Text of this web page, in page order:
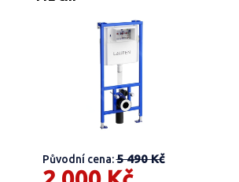
Původní cena:5 490 Kč